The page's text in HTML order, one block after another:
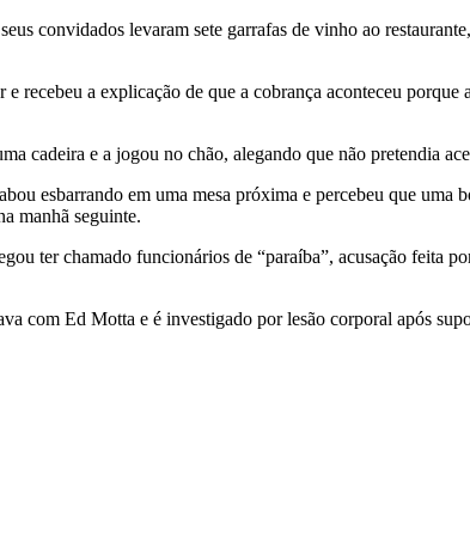
convidados levaram sete garrafas de vinho ao
recebeu a explicação de que a cobrança aconteceu
cadeira e a jogou no chão, alegando que não pretendia
esbarrando em uma mesa próxima e percebeu que
manhã seguinte.
ter chamado funcionários de “paraíba”, acusação feita
com Ed Motta e é investigado por lesão corporal após